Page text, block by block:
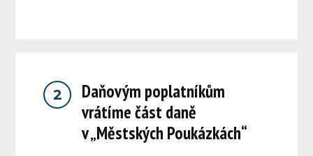
2
Daňovým poplatníkům
vrátíme část daně
v „Městských Poukázkách“